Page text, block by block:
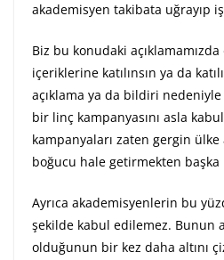
akademisyen takibata uğrayıp
Biz bu konudaki
içeriklerine katılınsın ya da
açıklama ya da bildiri
bir linç kampanyasını asla
kampanyaları zaten gergin
boğucu hale getirmekten başka
Ayrıca akademisyenlerin bu
şekilde kabul edilemez. Bunun
olduğunun bir kez daha altını